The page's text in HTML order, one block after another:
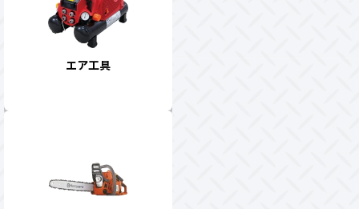
エア工具